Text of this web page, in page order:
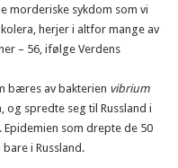
morderiske sykdom som vi
herjer i altfor mange av
– 56, ifølge Verdens
bæres av bakterien vibrium
og spredte seg til Russland i
som drepte de 50
i Russland.